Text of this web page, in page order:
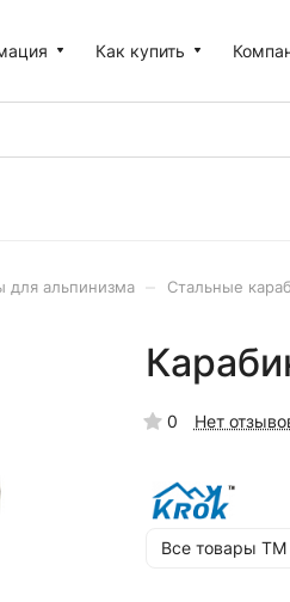
Как купить
для альпинизма Стальные
0 Нет
Все товары ТМ